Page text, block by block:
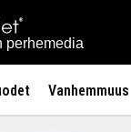
perhemedia
Vanhemmuus